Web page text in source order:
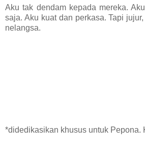
Aku tak dendam kepada mereka.
saja. Aku kuat dan perkasa. Tapi
nelangsa.
*didedikasikan khusus untuk Pepona.